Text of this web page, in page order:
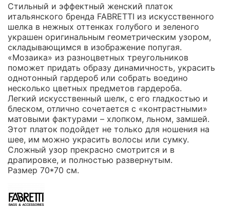
Стильный и эффектный женский платок
итальянского бренда FABRETTI из искусственного
шелка в нежных оттенках голубого и зеленого
украшен оригинальным геометрическим узором,
складывающимся в изображение попугая.
«Мозаика» из разноцветных треугольников
поможет придать образу динамичность, украсить
однотонный гардероб или собрать воедино
несколько цветных предметов гардероба.
Легкий искусственный шелк, с его гладкостью и
блеском, отлично сочетается с «контрастными»
матовыми фактурами – хлопком, льном, замшей.
Этот платок подойдет не только для ношения на
шее, им можно украсить волосы или сумку.
Сложный узор прекрасно смотрится и в
драпировке, и полностью развернутым.
Размер 70*70 см.